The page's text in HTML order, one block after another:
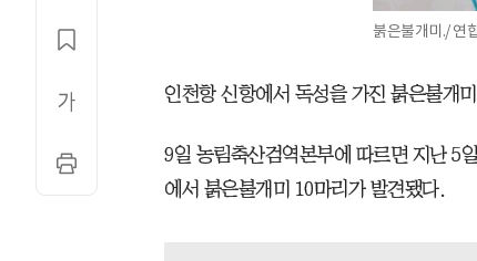
붉은불개미./ 연
인천항 신항에서 독성을 가진 붉은불개
9일 농림축산검역본부에 따르면 지난 5
에서 붉은불개미 10마리가 발견됐다.